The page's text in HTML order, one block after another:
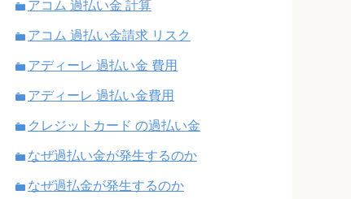
アコム 過払い金 計算
アコム 過払い金請求 リスク
アディーレ 過払い金 費用
アディーレ 過払い金費用
クレジットカード の過払い金
なぜ過払い金が発生するのか
なぜ過払金が発生するのか